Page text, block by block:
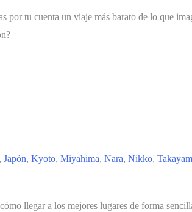
por tu cuenta un viaje más barato de lo que
, Japón, Kyoto, Miyahima, Nara, Nikko,
llegar a los mejores lugares de forma